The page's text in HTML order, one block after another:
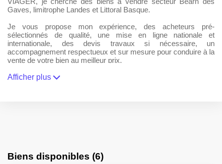
Gaves, limitrophe Landes et Littoral Basque.
Je vous propose mon expérience, des acheteurs pré-
sélectionnés de qualité, une mise en ligne nationale et
internationale, des devis travaux si nécessaire, un
accompagnement respectueux et sur mesure pour conduire à la
vente de votre bien au meilleur prix.
Tout ceci, à mes frais.
Afficher plus
Biens disponibles (6)